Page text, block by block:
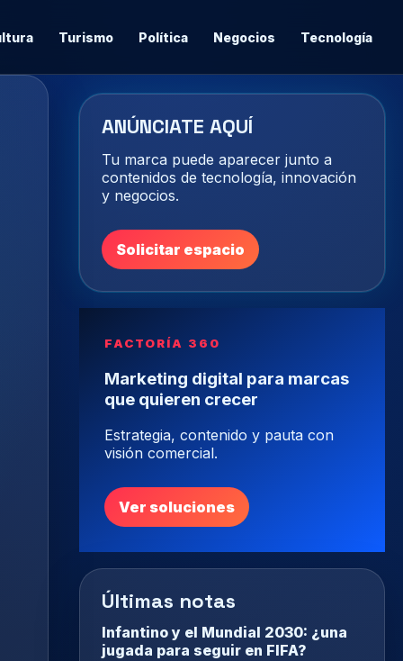
Turismo Política Negocios Tecnología
ANÚNCIATE AQUÍ
Tu marca puede aparecer junto a
contenidos de tecnología, innovación
y negocios.
Solicitar espacio
FACTORÍA 360
Marketing digital para marcas
que quieren crecer
Estrategia, contenido y pauta con
visión comercial.
Ver soluciones
Últimas notas
Infantino y el Mundial 2030: ¿una
jugada para seguir en FIFA?